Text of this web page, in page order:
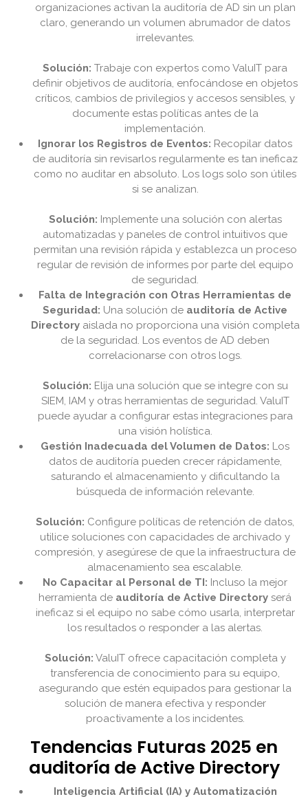
organizaciones activan la auditoría de AD sin un plan
claro, generando un volumen abrumador de datos
irrelevantes.
Solución: Trabaje con expertos como ValuIT para
definir objetivos de auditoría, enfocándose en objetos
críticos, cambios de privilegios y accesos sensibles, y
documente estas políticas antes de la
implementación.
Ignorar los Registros de Eventos: Recopilar datos
de auditoría sin revisarlos regularmente es tan ineficaz
como no auditar en absoluto. Los logs solo son útiles
si se analizan.
Solución: Implemente una solución con alertas
automatizadas y paneles de control intuitivos que
permitan una revisión rápida y establezca un proceso
regular de revisión de informes por parte del equipo
de seguridad.
Falta de Integración con Otras Herramientas de
Seguridad: Una solución de auditoría de Active
Directoryaislada no proporciona una visión completa
de la seguridad. Los eventos de AD deben
correlacionarse con otros logs.
Solución: Elija una solución que se integre con su
SIEM, IAM y otras herramientas de seguridad. ValuIT
puede ayudar a configurar estas integraciones para
una visión holística.
Gestión Inadecuada del Volumen de Datos: Los
datos de auditoría pueden crecer rápidamente,
saturando el almacenamiento y dificultando la
búsqueda de información relevante.
Solución: Configure políticas de retención de datos,
utilice soluciones con capacidades de archivado y
compresión, y asegúrese de que la infraestructura de
almacenamiento sea escalable.
No Capacitar al Personal de TI: Incluso la mejor
herramienta de auditoría de Active Directory será
ineficaz si el equipo no sabe cómo usarla, interpretar
los resultados o responder a las alertas.
Solución: ValuIT ofrece capacitación completa y
transferencia de conocimiento para su equipo,
asegurando que estén equipados para gestionar la
solución de manera efectiva y responder
proactivamente a los incidentes.
Tendencias Futuras 2025 en
auditoría de Active Directory
Inteligencia Artificial (IA) y Automatización